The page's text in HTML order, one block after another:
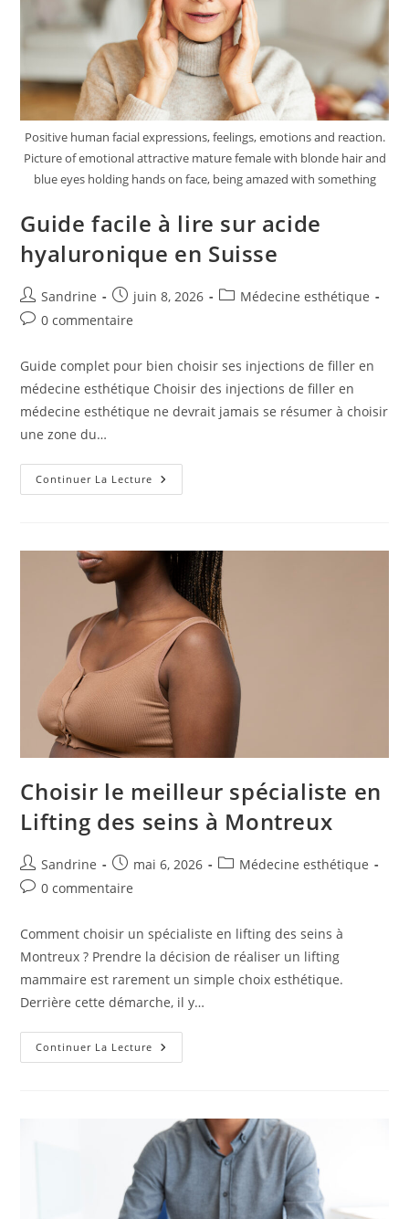
Positive human facial expressions, feelings, emotions and reaction.
Picture of emotional attractive mature female with blonde hair and
blue eyes holding hands on face, being amazed with something
Guide facile à lire sur acide
hyaluronique en Suisse
Auteur/autrice
de
Sandrine
Publication
publiée :
juin 8, 2026
PostMédecine esthétique
Commentaires
la
publication :
0 commentaire
Guide complet pour bien choisir ses injections de filler en
médecine esthétique Choisir des injections de filler en
médecine esthétique ne devrait jamais se résumer à choisir
une zone du…
Continuer La Lecture Guide
Facile
Hyaluronique
En
Suisse
Choisir le meilleur spécialiste en
Lifting des seins à Montreux
Auteur/autrice
de
Sandrine
Publication
publiée :
mai 6, 2026
PostMédecine esthétique
Commentaires
publication :
0 commentaire
Comment choisir un spécialiste en lifting des seins à
Montreux ? Prendre la décision de réaliser un lifting
mammaire est rarement un simple choix esthétique.
Derrière cette démarche, il y…
Continuer La Lecture Choisir
Le
Des
Seins
À
Montreux